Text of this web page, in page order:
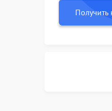
Получить